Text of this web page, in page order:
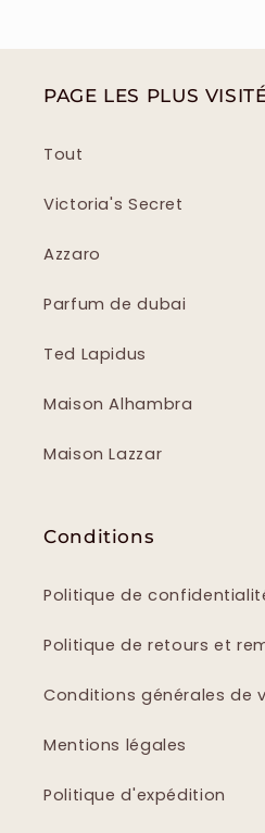
PAGE LES PLUS
Tout
Victoria's Secret
Azzaro
Parfum de dubai
Ted Lapidus
Maison Alhambra
Maison Lazzar
Conditions
Politique de
Politique de retours et
Conditions générales de
Mentions légales
Politique d'expédition